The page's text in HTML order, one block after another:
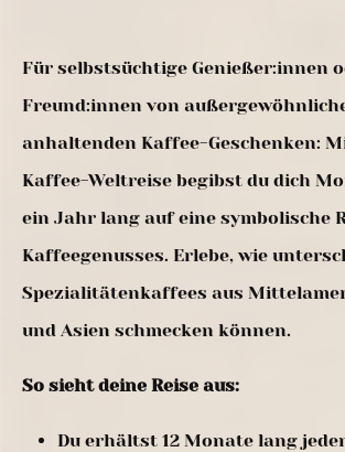
Für selbstsüchtige Genießer:innen
Freund:innen von
anhaltenden Kaffee-Geschenken:
Kaffee-Weltreise begibst du dich
ein Jahr lang auf eine symbolische
Kaffeegenusses. Erlebe, wie
Spezialitätenkaffees aus
und Asien schmecken können.
So sieht deine Reise aus:
Du erhältst 12 Monate lang